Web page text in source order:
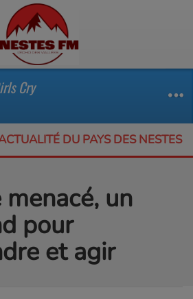
Cry
DU PAYS DES NESTES
Un appel à projets pour protéger la
menacé, un
pour
et agir